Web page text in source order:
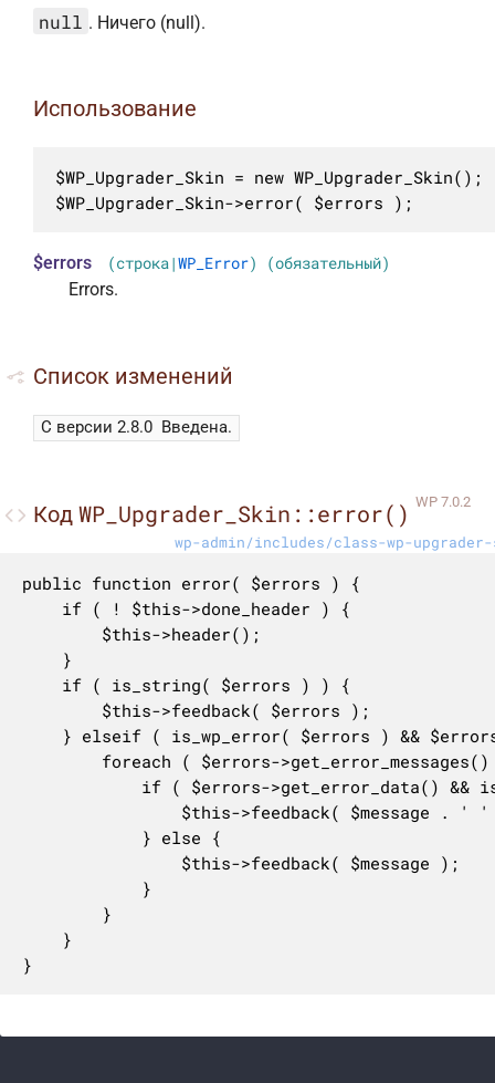
null . Ничего (null).
Использование
$WP_Upgrader_Skin = new WP_Upgrader_Skin();
$WP_Upgrader_Skin->error( $errors );
$errors (строка|WP_Error) (обязательный)
Errors.
Список изменений
С версии 2.8.0 Введена.
Код WP_Upgrader_Skin::error() WP 7.0.2
wp-admin/includes/class-wp-
public function error( $errors ) {
}